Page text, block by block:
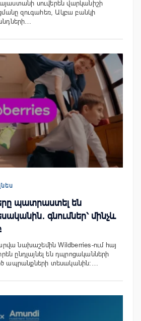
սուվերեն վարկանիշի
զուգահեռ, Ակբա բանկի
պատրաստել են
գնումներ՝ մինչև
նախաշեմին Wildberries-ում հայ
ընդլայնել են դպրոցականների
տեսականին։…